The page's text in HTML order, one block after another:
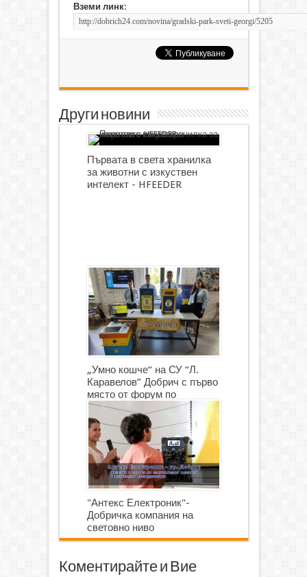
Вземи линк:
Други новини
Първата в света хранилка
за животни с изкуствен
интелект - HFEEDER
„Умно кошче“ на СУ “Л.
Каравелов” Добрич с първо
място от форум по
роботика
"Антекс Електроник"-
Добричка компания на
световно ниво
Коментирайте и Вие